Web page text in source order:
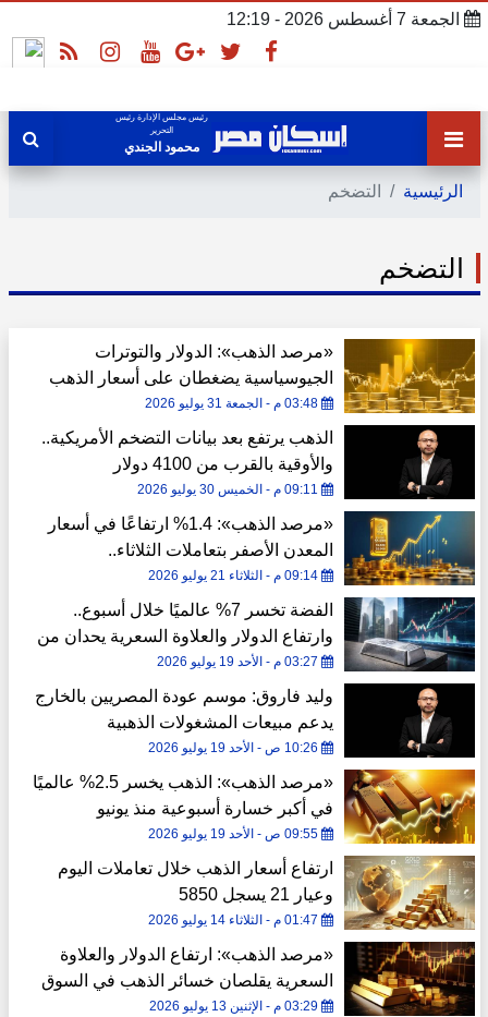
الجمعة 7 أغسطس 2026 - 12:19
رئيس مجلس الإدارة رئيس
التحرير
محمود الجندي
الرئيسية التضخم
التضخم
«مرصد الذهب»: الدولار والتوترات
الجيوسياسية يضغطان على أسعار الذهب
03:48 م - الجمعة 31 يوليو 2026
الذهب يرتفع بعد بيانات التضخم الأمريكية..
والأوقية بالقرب من 4100 دولار
09:11 م - الخميس 30 يوليو 2026
«مرصد الذهب»: 1.4% ارتفاعًا في أسعار
المعدن الأصفر بتعاملات الثلاثاء..
09:14 م - الثلاثاء 21 يوليو 2026
الفضة تخسر 7% عالميًا خلال أسبوع..
وارتفاع الدولار والعلاوة السعرية يحدان من
تراجعها في مصر
03:27 م - الأحد 19 يوليو 2026
وليد فاروق: موسم عودة المصريين بالخارج
يدعم مبيعات المشغولات الذهبية
10:26 ص - الأحد 19 يوليو 2026
«مرصد الذهب»: الذهب يخسر 2.5% عالميًا
في أكبر خسارة أسبوعية منذ يونيو
09:55 ص - الأحد 19 يوليو 2026
ارتفاع أسعار الذهب خلال تعاملات اليوم
وعيار 21 يسجل 5850
01:47 م - الثلاثاء 14 يوليو 2026
«مرصد الذهب»: ارتفاع الدولار والعلاوة
السعرية يقلصان خسائر الذهب في السوق
المصرية
03:29 م - الإثنين 13 يوليو 2026